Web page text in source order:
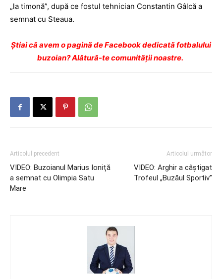
„la timonă”, după ce fostul tehnician Constantin Gâlcă a
semnat cu Steaua.
Ştiai că avem o pagină de Facebook dedicată fotbalului
buzoian? Alătură-te comunității noastre.
Articolul precedent
VIDEO: Buzoianul Marius Ioniţă
a semnat cu Olimpia Satu
Mare
Articolul următor
VIDEO: Arghir a câştigat
Trofeul „Buzăul Sportiv”